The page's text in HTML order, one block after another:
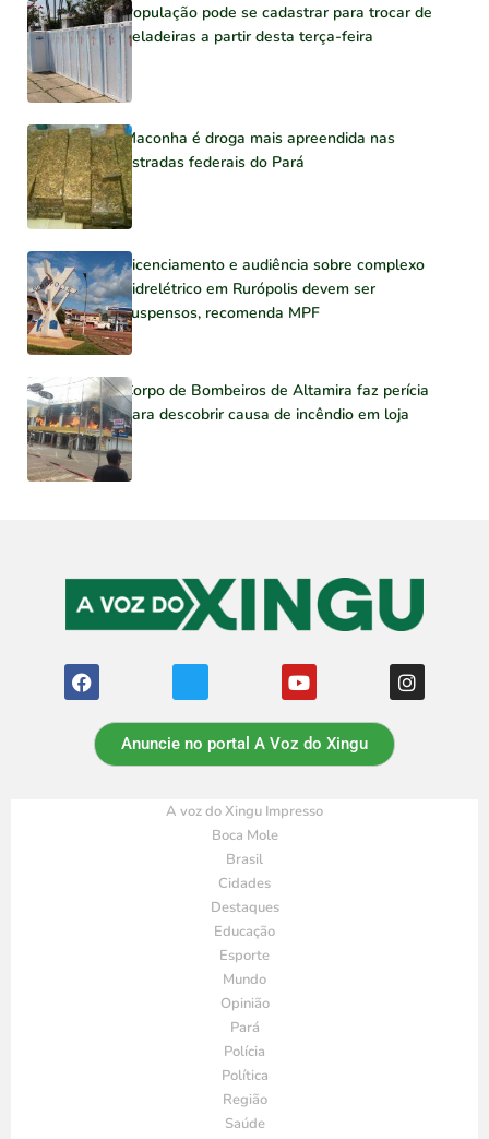
População pode se cadastrar para trocar de
geladeiras a partir desta terça-feira
Maconha é droga mais apreendida nas
estradas federais do Pará
Licenciamento e audiência sobre complexo
hidrelétrico em Rurópolis devem ser
suspensos, recomenda MPF
Corpo de Bombeiros de Altamira faz perícia
para descobrir causa de incêndio em loja
Anuncie no portal A Voz do Xingu
A voz do Xingu Impresso
Boca Mole
Brasil
Cidades
Destaques
Educação
Esporte
Mundo
Opinião
Pará
Polícia
Política
Região
Saúde